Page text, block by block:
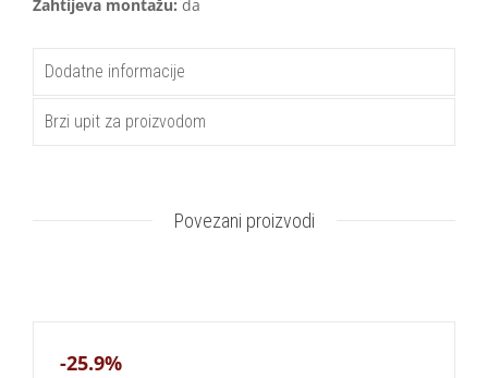
Zahtijeva montažu: da
Dodatne informacije
Brzi upit za proizvodom
Povezani proizvodi
-25.9%